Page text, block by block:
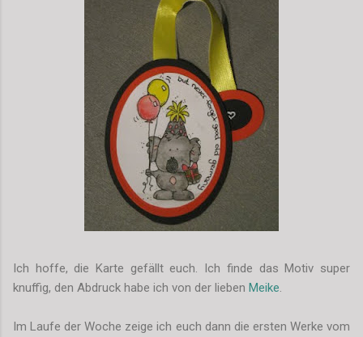
Ich hoffe, die Karte gefällt euch. Ich finde das Motiv super
knuffig, den Abdruck habe ich von der lieben Meike
Im Laufe der Woche zeige ich euch dann die ersten Werke vom